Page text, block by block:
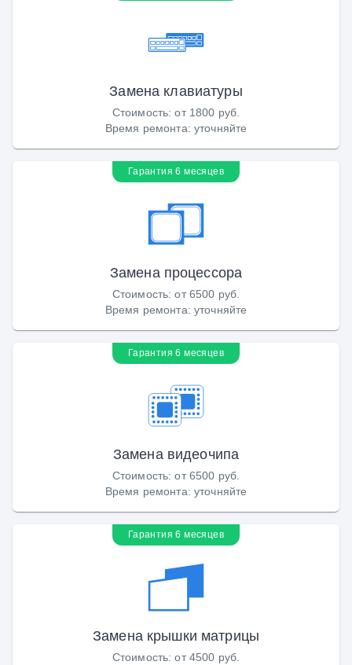
Замена клавиатуры
Стоимость:от 1800 руб.
Время ремонта: уточняйте
Гарантия 6 месяцев
Замена процессора
Стоимость:от 6500 руб.
Время ремонта: уточняйте
Гарантия 6 месяцев
Замена видеочипа
Стоимость:от 6500 руб.
Время ремонта: уточняйте
Гарантия 6 месяцев
Замена крышки матрицы
Стоимость:от 4500 руб.